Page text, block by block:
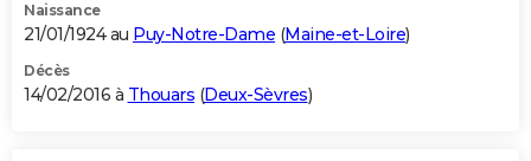
Naissance
21/01/1924 au Puy-Notre-Dame (Maine-et-Loire)
Décès
14/02/2016 à Thouars (Deux-Sèvres)